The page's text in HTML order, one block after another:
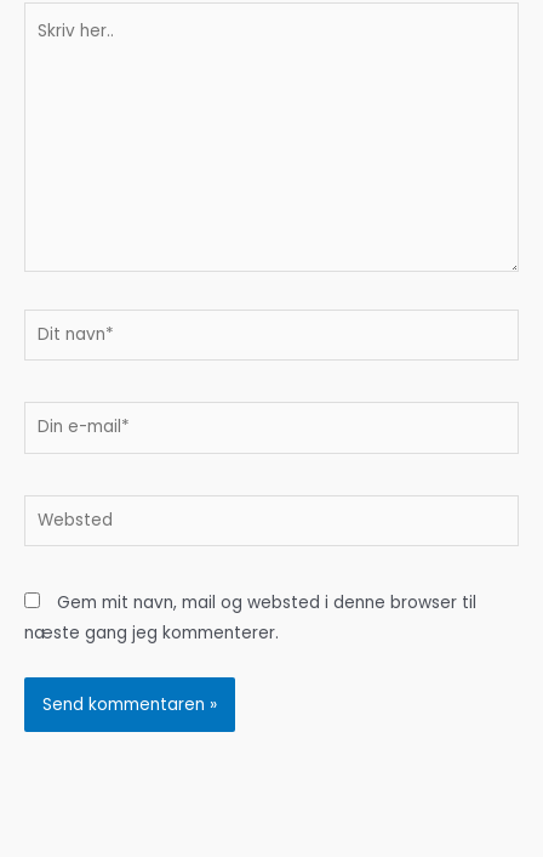
Dit
Din
Websted
Gem mit navn, mail og websted i denne browser til
næste gang jeg kommenterer.